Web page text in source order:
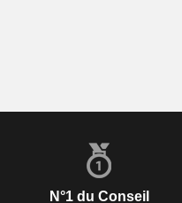
N°1 du Conseil